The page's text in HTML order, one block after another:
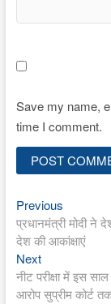
Save my name,
time I comment.
Post
PreviousPrevious
post:
प्रधानमंत्री मोदी ने
देश की आकांक्षाएं
NextNext
post:
नीट परीक्षा में इस
आरोप सुप्रीम कोर्ट